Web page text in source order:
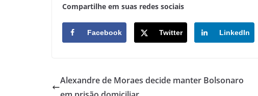
Compartilhe em suas redes sociais
Facebook Twitter LinkedIn
Alexandre de Moraes decide manter Bolsonaro